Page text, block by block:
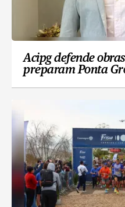
Acipg defende
preparam Ponta